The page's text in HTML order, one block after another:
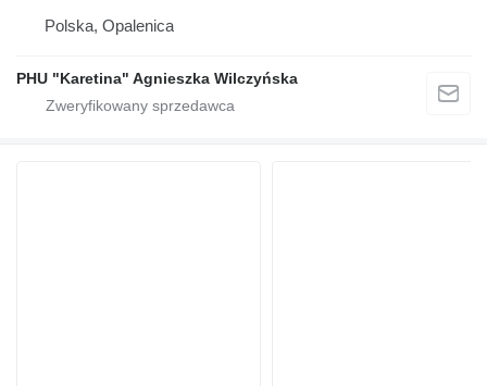
Polska, Opalenica
PHU "Karetina" Agnieszka Wilczyńska